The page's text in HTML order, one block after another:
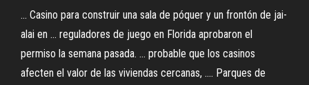
... Casino para construir una sala de póquer y un frontón de jai-
alai en ... reguladores de juego en Florida aprobaron el
permiso la semana pasada. ... probable que los casinos
afecten el valor de las viviendas cercanas, .... Parques de